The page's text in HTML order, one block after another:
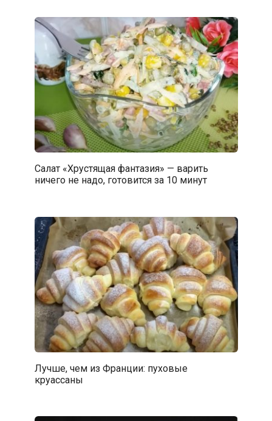
Салат «Хрустящая фантазия» — варить
ничего не надо, готовится за 10 минут
Лучше, чем из Франции: пуховые
круассаны